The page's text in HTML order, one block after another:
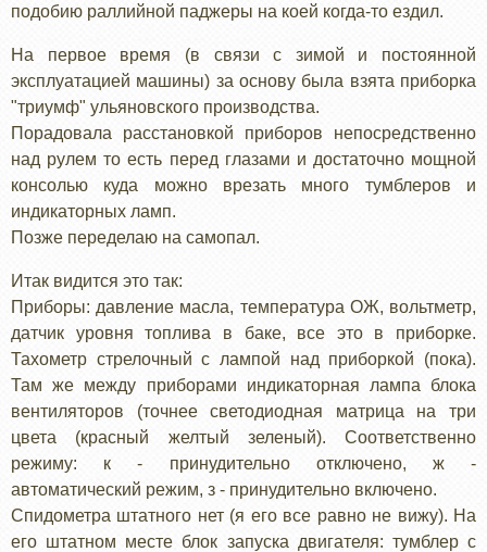
подобию раллийной паджеры на коей когда-то ездил.
На первое время (в связи с зимой и постоянной
эксплуатацией машины) за основу была взята приборка
"триумф" ульяновского производства.
Порадовала расстановкой приборов непосредственно
над рулем то есть перед глазами и достаточно мощной
консолью куда можно врезать много тумблеров и
индикаторных ламп.
Позже переделаю на самопал.
Итак видится это так:
Приборы: давление масла, температура ОЖ, вольтметр,
датчик уровня топлива в баке, все это в приборке.
Тахометр стрелочный с лампой над приборкой (пока).
Там же между приборами индикаторная лампа блока
вентиляторов (точнее светодиодная матрица на три
цвета (красный желтый зеленый). Соответственно
режиму: к - принудительно отключено, ж -
автоматический режим, з - принудительно включено.
Спидометра штатного нет (я его все равно не вижу). На
его штатном месте блок запуска двигателя: тумблер с